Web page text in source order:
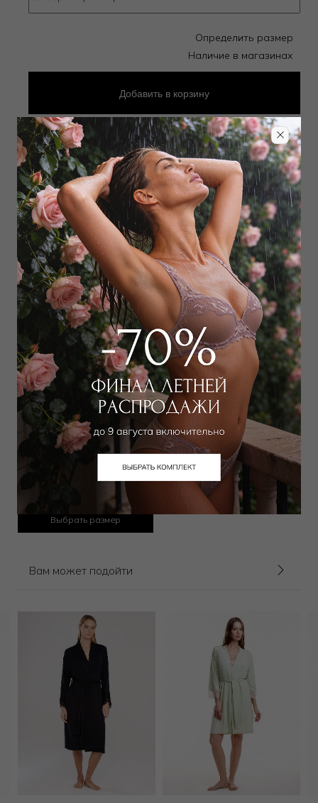
Дополнить образ
Сорочка длинная
Выбрать размер
Определить размер
Наличие в магазинах
Добавить в корзину
Добавить в избранное
Забронировать в магазине
Вам может подойти